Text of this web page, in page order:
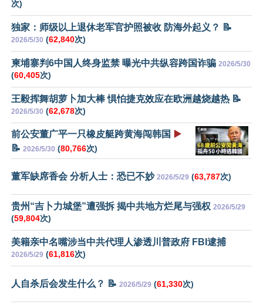
次)
独家：师级以上退休老军官护照被收 防海外起义？ 📝
2026/5/30 (62,840次)
柬埔寨判6中国人终身监禁 曝光中共纵容跨国诈骗 2026/5/30
(60,405次)
王毅挥舞胡萝卜加大棒 惧怕捷克效应在欧洲越烧越热 📝
2026/5/30 (62,678次)
前公安董广平一只橡皮艇跨黄海闯韩国 ▶️
📝 2026/5/30 (80,766次)
董军缺席香会 分析人士：恐已不妙 2026/5/29 (63,787次)
贵州“吉卜力城堡”遭强拆 揭中共地方烂尾与强权 2026/5/29
(59,804次)
美籍亲中名嘴涉当中共代理人渗透川普政府 FBI逮捕
2026/5/29 (61,816次)
人自杀后会发生什么？ 📝 2026/5/29 (61,330次)